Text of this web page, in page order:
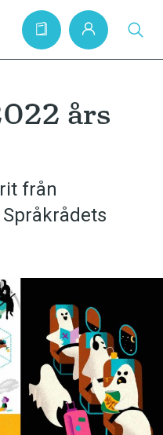
års
från